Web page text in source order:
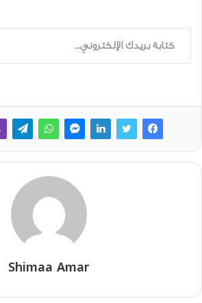
كتابة بريدك الإلكتروني...
Shimaa Amar